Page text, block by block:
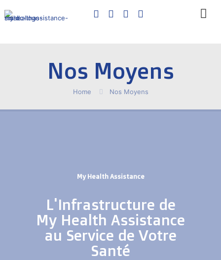
Nos Moyens
Home Nos Moyens
My Health Assistance
L'Infrastructure de
My Health Assistance
au Service de Votre
Santé